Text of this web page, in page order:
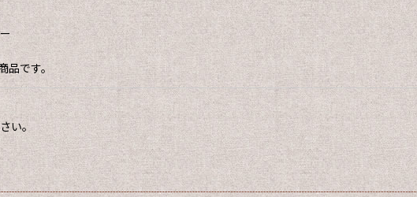
品です。
い。